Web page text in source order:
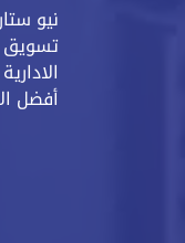
نيو
تسويق
أفضل